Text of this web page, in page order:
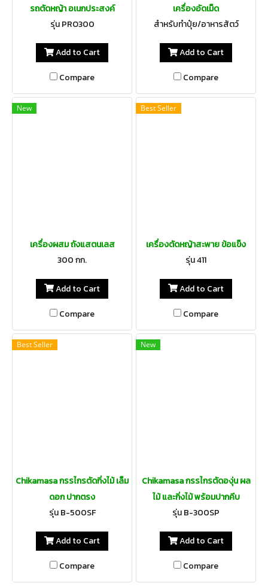
รถตัดหญ้า อเนกประสงค์
รุ่น PRO300
Add to Cart
Compare
เครื่องอัดเม็ด
สำหรับทำปุ๋ย/อาหารสัตว์
Add to Cart
Compare
New
เครื่องผสม ถังแสตนเลส
300 กก.
Add to Cart
Compare
Best Seller
เครื่องตัดหญ้าสะพาย ข้อแข็ง
รุ่น 411
Add to Cart
Compare
Best Seller
Chikamasa กรรไกรตัดกิ่งไม้ เล็ม
ดอก ปากตรง
รุ่น B-500SF
Add to Cart
Compare
New
Chikamasa กรรไกรตัดองุ่น ผล
ไม้ และกิ่งไม้ พร้อมปากคีบ
รุ่น B-300SP
Add to Cart
Compare